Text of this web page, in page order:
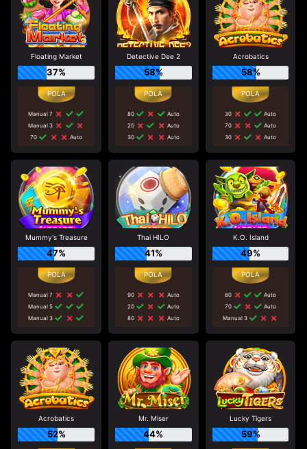
Floating Market
37%
Manual 7
Manual 3
70
Auto
Detective Dee 2
58%
80
Auto
20
Auto
30
Auto
Acrobatics
58%
30
Auto
70
Auto
30
Auto
Mummy's Treasure
47%
Manual 7
Manual 5
Manual 3
Thai HILO
41%
90
Auto
20
Auto
80
Auto
K.O. Island
49%
80
Auto
70
Auto
Manual 3
Acrobatics
52%
Mr. Miser
44%
Lucky Tigers
59%